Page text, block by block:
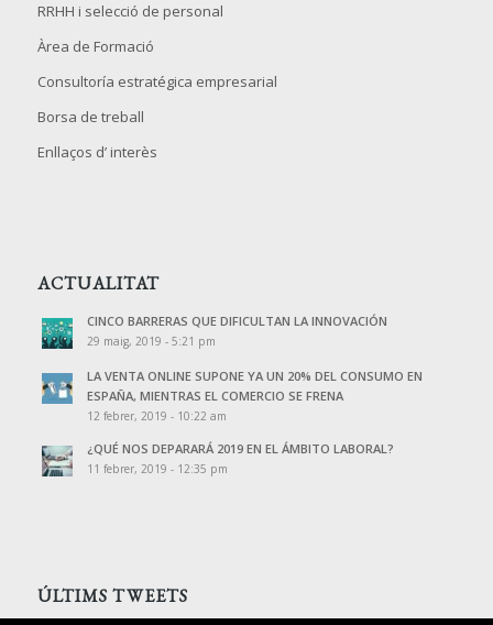
RRHH i selecció de personal
Àrea de Formació
Consultoría estratégica empresarial
Borsa de treball
Enllaços d’ interès
ACTUALITAT
CINCO BARRERAS QUE DIFICULTAN LA INNOVACIÓN
29 maig, 2019 - 5:21 pm
LA VENTA ONLINE SUPONE YA UN 20% DEL CONSUMO EN
ESPAÑA, MIENTRAS EL COMERCIO SE FRENA
12 febrer, 2019 - 10:22 am
¿QUÉ NOS DEPARARÁ 2019 EN EL ÁMBITO LABORAL?
11 febrer, 2019 - 12:35 pm
ÚLTIMS TWEETS